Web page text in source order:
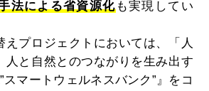
法による省資源化 も実現してい
えプロジェクトにおいては、「人
人と自然とのつながりを生み出す
スマートウェルネスバンク”』をコ